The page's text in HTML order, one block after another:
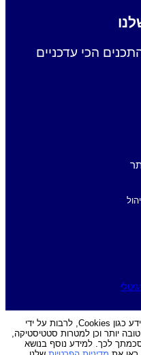
הכי עדכניים
באתר זה נעשה שימוש בטכנולוגיות איסוף מידע כגון Cookies, לרבות על ידי
יותר וכן למטרות סטטיסטיקה,
לכך. למידע נוסף בנושא